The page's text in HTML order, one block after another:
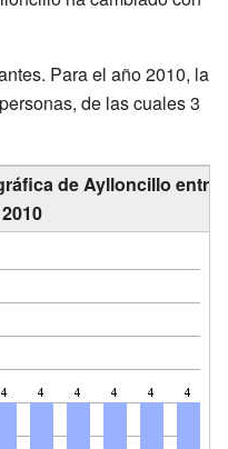
Para el año 2010, la
de las cuales 3
de Aylloncillo entre